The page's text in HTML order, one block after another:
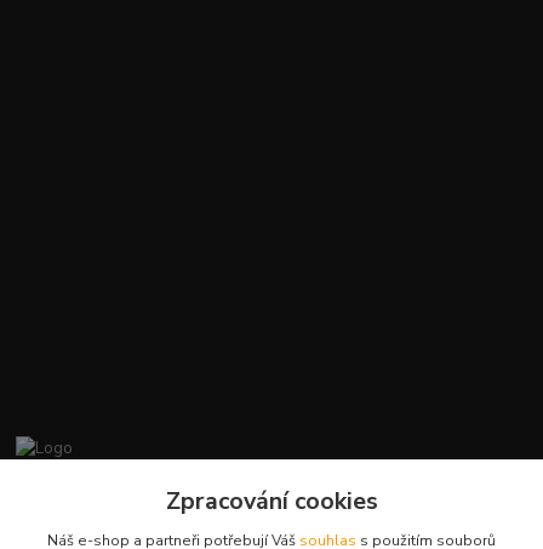
Zpracování cookies
Náš e-shop a partneři potřebují Váš souhlas s použitím souborů